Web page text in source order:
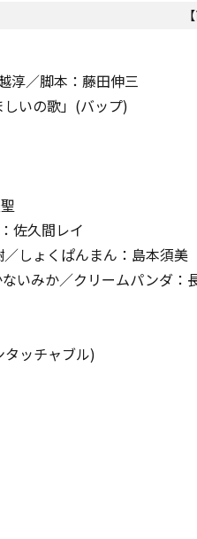
淳／脚本：藤田伸三
いの歌」(バップ)
佐久間レイ
しょくぱんまん：島本須美
いみか／クリームパンダ
ッチャブル)